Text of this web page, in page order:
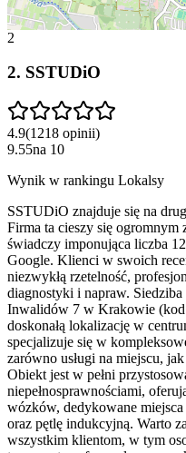
2
2. SSTUDiO
4.9(1218 opinii)
9.55na 10
Wynik w rankingu Lokalsy
SSTUDiO znajduje się na
Firma ta cieszy się
świadczy imponująca liczba
Google. Klienci w swoich
niezwykłą rzetelność,
diagnostyki i napraw.
Inwalidów 7 w Krakowie
doskonałą lokalizację w
specjalizuje się w
zarówno usługi na miejscu,
Obiekt jest w pełni
niepełnosprawnościami,
wózków, dedykowane
oraz pętlę indukcyjną. Warto
wszystkim klientom, w tym